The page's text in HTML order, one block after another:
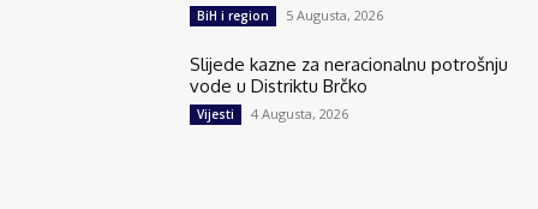
BiH i region 5 Augusta, 2026
Slijede kazne za neracionalnu potrošnju
vode u Distriktu Brčko
Vijesti 4 Augusta, 2026